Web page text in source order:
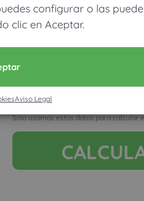
configurar o las
clic en Aceptar.
Aviso Legal
Móvil (Enviamos resultados vía
Acepto la nota legal y RGPD
Solo usamos estos datos para calcular